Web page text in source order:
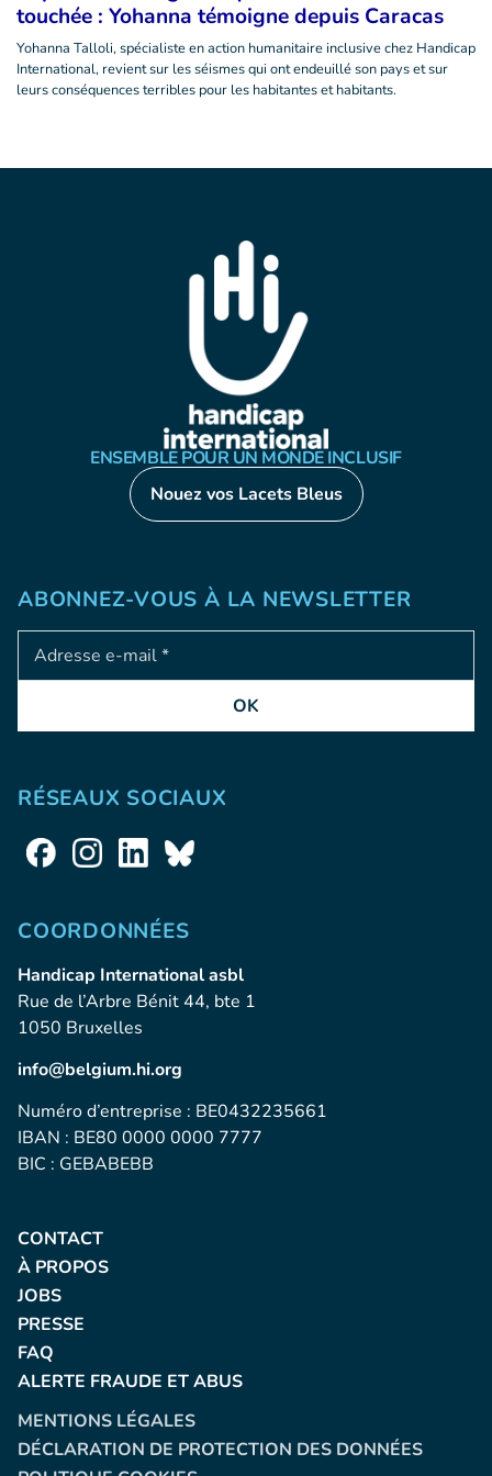
touchée : Yohanna témoigne depuis Caracas
Yohanna Talloli, spécialiste en action humanitaire inclusive chez Handicap
International, revient sur les séismes qui ont endeuillé son pays et sur
leurs conséquences terribles pour les habitantes et habitants.
ENSEMBLE POUR UN MONDE INCLUSIF
Nouez vos Lacets Bleus
ABONNEZ-VOUS À LA NEWSLETTER
Adresse e-mail
OK
RÉSEAUX SOCIAUX
COORDONNÉES
Handicap International asbl
Rue de l’Arbre Bénit 44, bte 1
1050 Bruxelles
info@belgium.hi.org
Numéro d’entreprise : BE0432235661
IBAN : BE80 0000 0000 7777
BIC : GEBABEBB
CONTACT
À PROPOS
JOBS
PRESSE
FAQ
ALERTE FRAUDE ET ABUS
MENTIONS LÉGALES
DÉCLARATION DE PROTECTION DES DONNÉES